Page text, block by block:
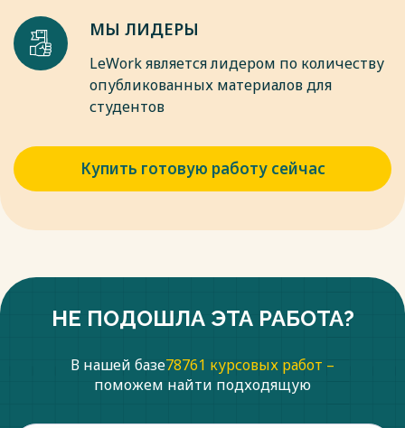
МЫ ЛИДЕРЫ
LeWork является лидером по количеству
опубликованных материалов для
студентов
Купить готовую работу сейчас
НЕ ПОДОШЛА ЭТА РАБОТА?
В нашей базе78761 курсовых работ –
поможем найти подходящую